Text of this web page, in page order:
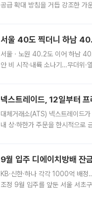
공급 확대 방침을 거듭 강조한 가
서울 40도 찍더니 하남
서울ㆍ노원 40.2도 이어 하남
안 비 시작·내륙 소나기…무더위·
넥스트레이드, 12일부터 프
대체거래소(ATS) 넥스트레이드
내 상·하한가 주문을 한시적으로
9월 입주 디에이치방배
KB·신한·하나 각각 1000억 배
조정 9월 입주를 앞둔 서울 서초